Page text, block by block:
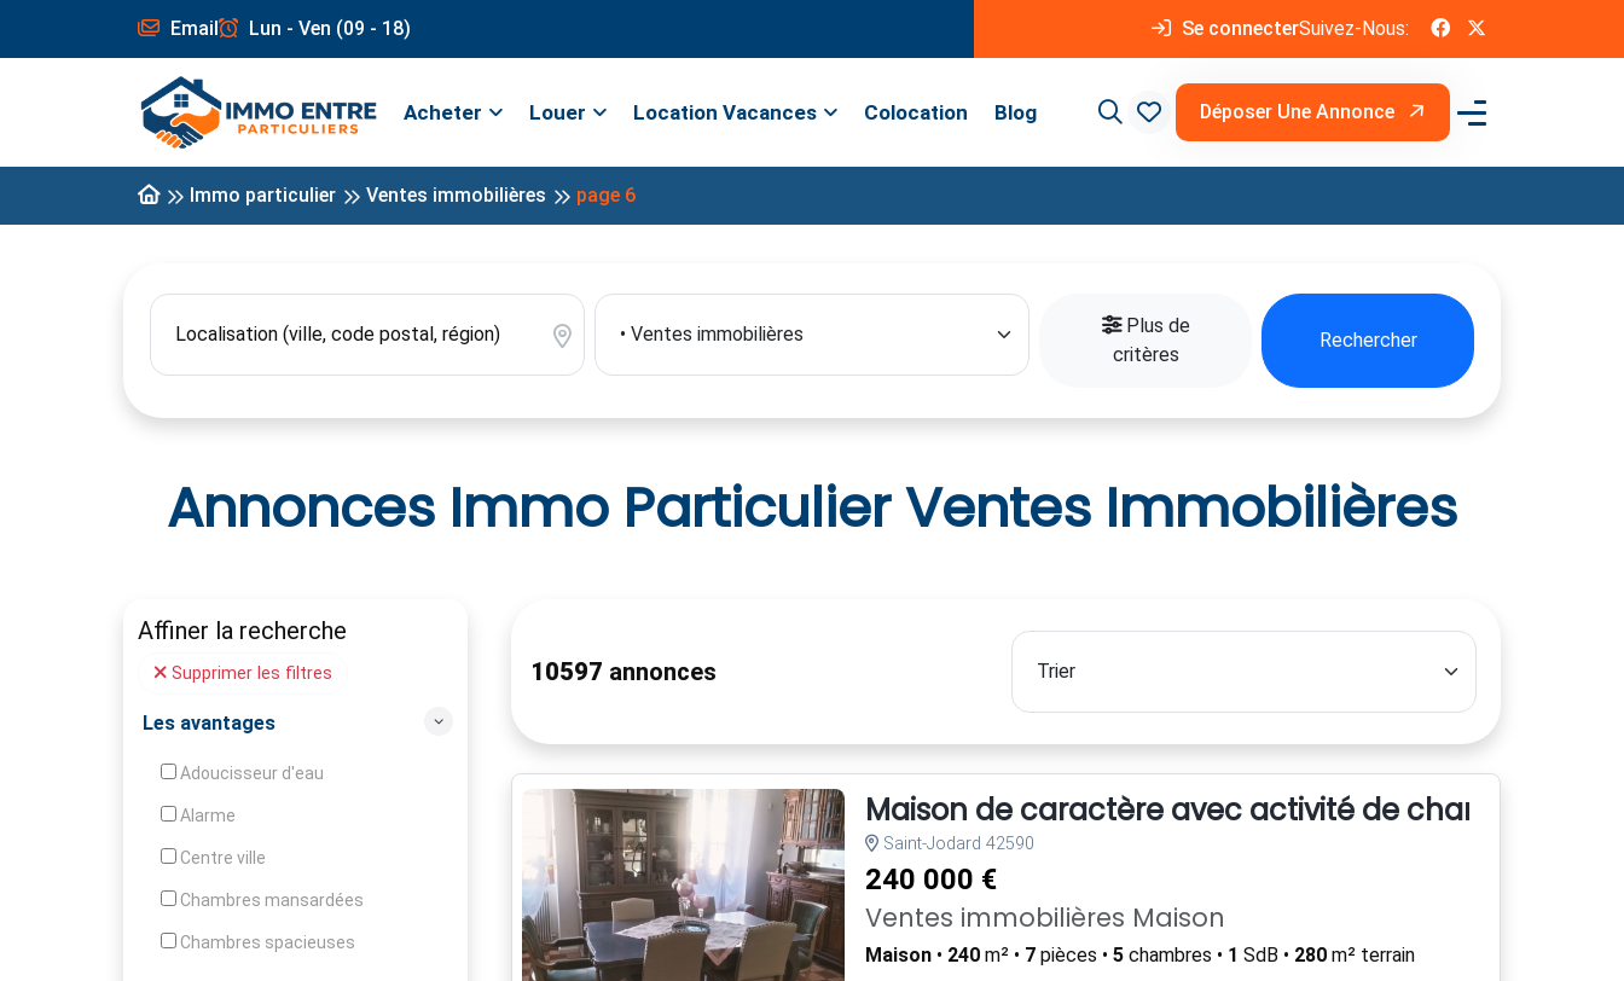
Email Lun - Ven (09 - 18) Se connecterSuivez-Nous:
Acheter Louer Location Vacances Colocation Blog Déposer Une Annonce
Immo particulier Ventes immobilières page 6
Plus de
critères
Rechercher
Annonces Immo Particulier Ventes Immobilières
Affiner la recherche
Supprimer les filtres
Les avantages
Adoucisseur d'eau
Alarme
Centre ville
Chambres mansardées
Chambres spacieuses
10597 annonces
Maison de caractère avec activité de chambres et
Saint-Jodard 42590
240 000 €
Ventes immobilières Maison
Maison• 240m² • 7pièces • 5chambres • 1 SdB • 280m² terrain